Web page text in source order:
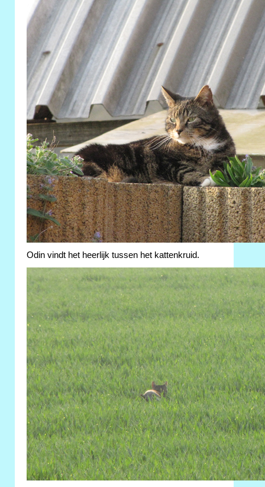
Odin vindt het heerlijk tussen het kattenkruid.